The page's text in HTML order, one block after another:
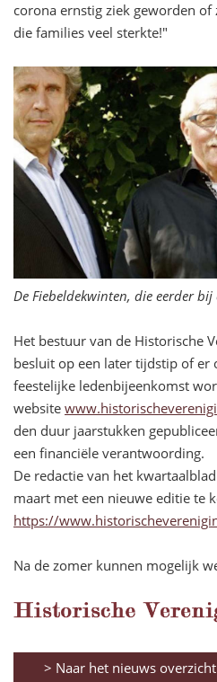
corona ernstig ziek geworden
die families veel sterkte!"
De Fiebeldekwinten, die eerder
Het bestuur van de Historische
besluit op een later tijdstip of er
feestelijke ledenbijeenkomst
website
den duur jaarstukken
een financiële verantwoording.
De redactie van het
maart met een nieuwe editie te
https://
Na de zomer kunnen mogelijk
> Naar het nieuws overzicht